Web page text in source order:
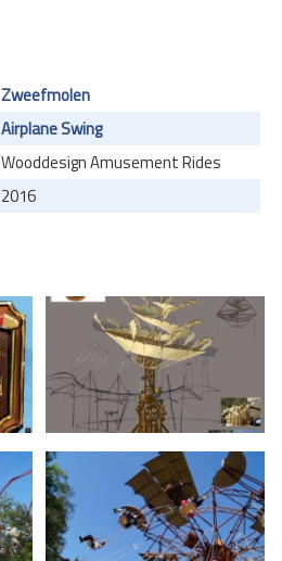
Zweefmolen
Airplane Swing
Wooddesign Amusement Rides
2016